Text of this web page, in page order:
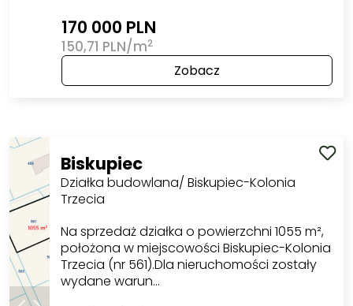
170 000 PLN
150,71 PLN/m2
Zobacz
Biskupiec
Działka budowlana/ Biskupiec-Kolonia
Trzecia
Na sprzedaż działka o powierzchni 1055 m²,
położona w miejscowości Biskupiec-Kolonia
Trzecia (nr 561).Dla nieruchomości zostały
wydane warun…